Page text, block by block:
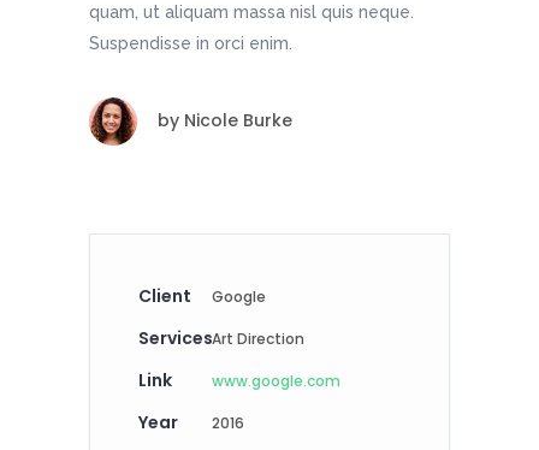
quam, ut aliquam massa nisl quis neque.
Suspendisse in orci enim.
by Nicole Burke
Client Google
ServicesArt Direction
Link www.google.com
Year 2016